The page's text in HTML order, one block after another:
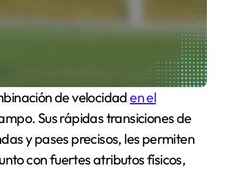
de velocidaden el
Sus rápidas transiciones de
y pases precisos, les permiten
con fuertes atributos físicos,